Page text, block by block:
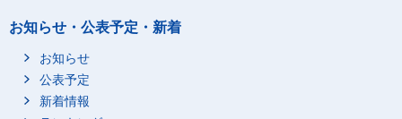
お知らせ・公表予定・新着
お知らせ
公表予定
新着情報